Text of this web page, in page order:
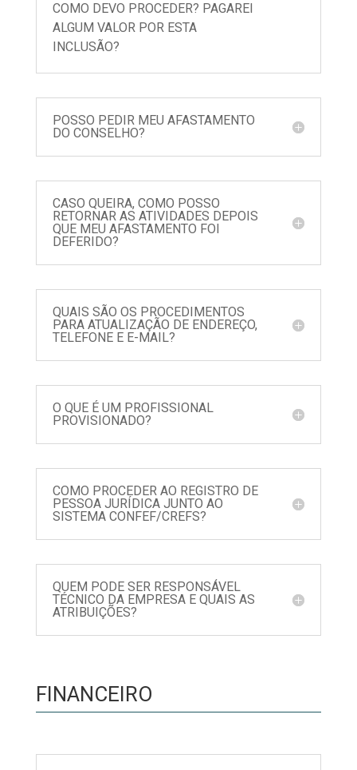
COMO DEVO PROCEDER? PAGAREI
ALGUM VALOR POR ESTA
INCLUSÃO?
POSSO PEDIR MEU AFASTAMENTO
DO CONSELHO?
CASO QUEIRA, COMO POSSO
RETORNAR AS ATIVIDADES DEPOIS
QUE MEU AFASTAMENTO FOI
DEFERIDO?
QUAIS SÃO OS PROCEDIMENTOS
PARA ATUALIZAÇÃO DE ENDEREÇO,
TELEFONE E E-MAIL?
O QUE É UM PROFISSIONAL
PROVISIONADO?
COMO PROCEDER AO REGISTRO DE
PESSOA JURÍDICA JUNTO AO
SISTEMA CONFEF/CREFS?
QUEM PODE SER RESPONSÁVEL
TÉCNICO DA EMPRESA E QUAIS AS
ATRIBUIÇÕES?
FINANCEIRO